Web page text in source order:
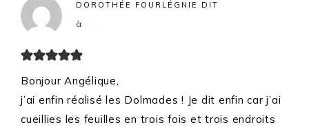
DOROTHÉE FOURLÉGNIE DIT
à
Bonjour Angélique,
j’ai enfin réalisé les Dolmades ! Je dit enfin car j’ai
cueillies les feuilles en trois fois et trois endroits